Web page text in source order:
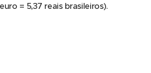
= 5,37 reais brasileiros).